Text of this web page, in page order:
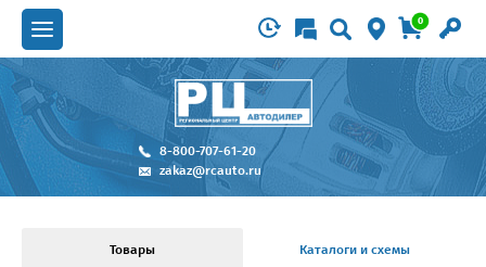
0
8-800-707-61-20
zakaz@rcauto.ru
Товары Каталоги и схемы